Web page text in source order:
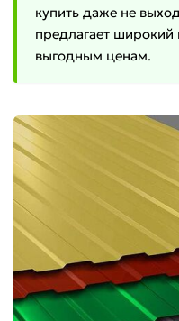
купить даже не
предлагает
выгодным ценам.